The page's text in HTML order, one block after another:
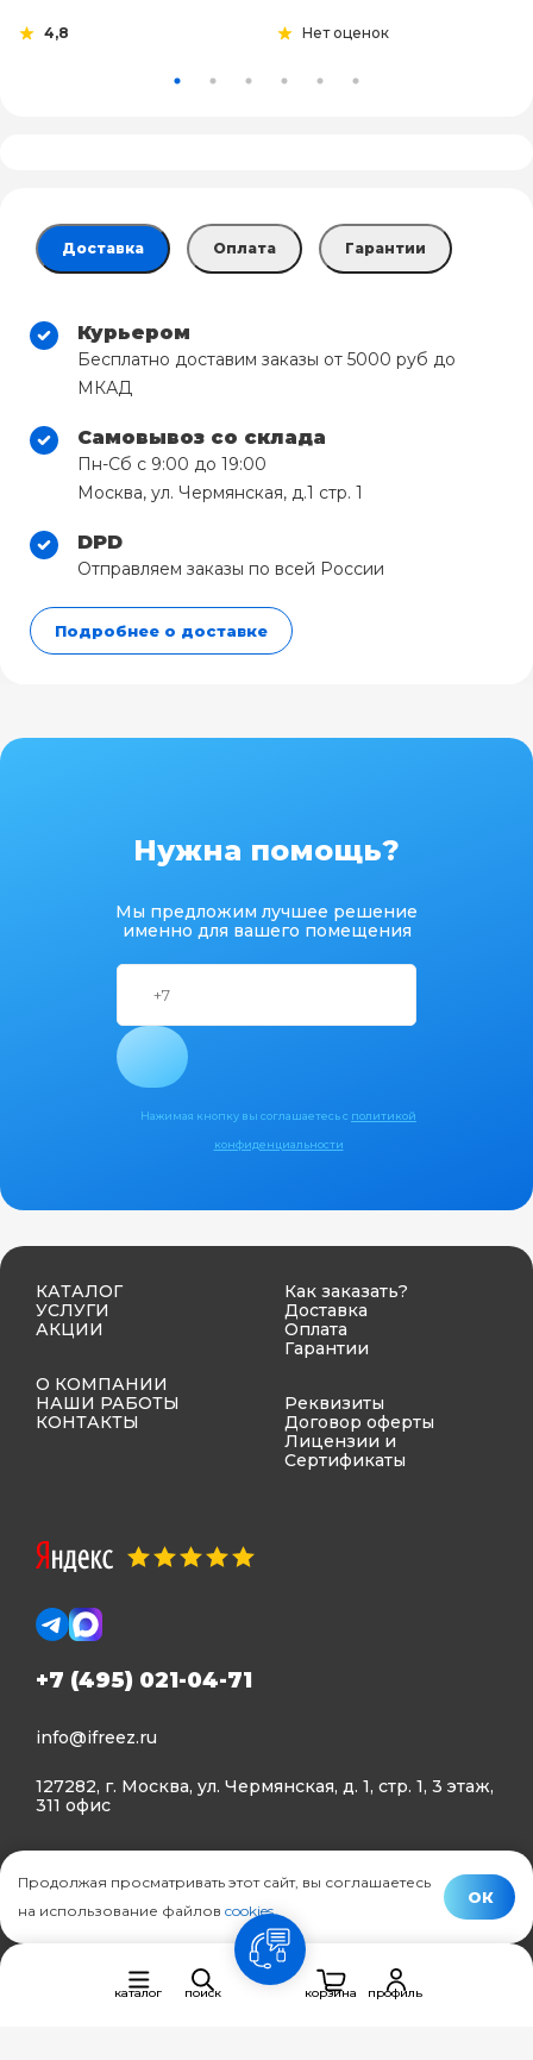
4,8 Нет оценок
Доставка Оплата Гарантии
Курьером
Бесплатно доставим заказы от 5000 руб до
МКАД
Самовывоз со склада
Пн-Сб с 9:00 до 19:00
Москва, ул. Чермянская, д.1 стр. 1
DPD
Отправляем заказы по всей России
Подробнее о доставке
Нужна помощь?
Мы предложим лучшее решение
именно для вашего помещения
Нажимая кнопку вы соглашаетесь с политикой
конфиденциальности
КАТАЛОГ
УСЛУГИ
АКЦИИ
О КОМПАНИИ
НАШИ РАБОТЫ
КОНТАКТЫ
Как заказать?
Доставка
Оплата
Гарантии
Реквизиты
Договор оферты
Лицензии и
Сертификаты
+7 (495) 021-04-71
info@ifreez.ru
127282, г. Москва, ул. Чермянская, д. 1, стр. 1, 3 этаж,
311 офис
Политика конфиденциальности
Политика использования Cookies
© Ifreez - продажа и установка климатической техники,
каталог поиск
связь
корзина
профиль
Продолжая просматривать этот сайт, вы соглашаетесь
на использование файлов cookies.
ОК